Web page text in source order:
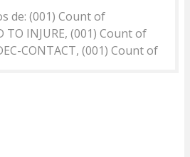
de: (001) Count of
TO INJURE, (001) Count of
CONTACT, (001) Count of